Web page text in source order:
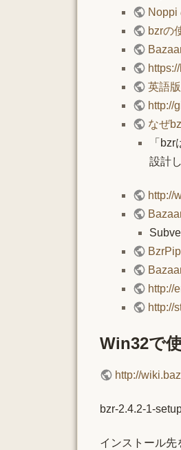
Noppi
bzrの
英語
http://
なぜ
「
設計
http://
http://
http://
Win32で
http://
bzr-2.4.2-1-
インストール先